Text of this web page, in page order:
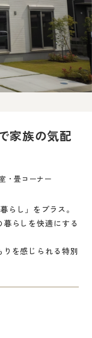
家族の気配
・畳コーナー
らし」をプラス。
らしを快適にする
を感じられる特別